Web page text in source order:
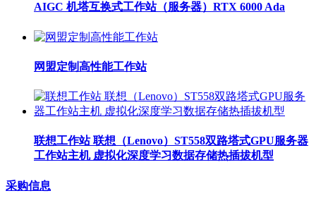
AIGC 机塔互换式工作站（服务器）RTX 6000 Ada
网盟定制高性能工作站
联想工作站 联想（Lenovo）ST558双路塔式GPU服务器
工作站主机 虚拟化深度学习数据存储热插拔机型
采购信息